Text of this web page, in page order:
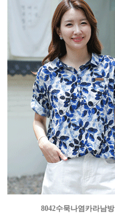
8042수묵나염카라남방